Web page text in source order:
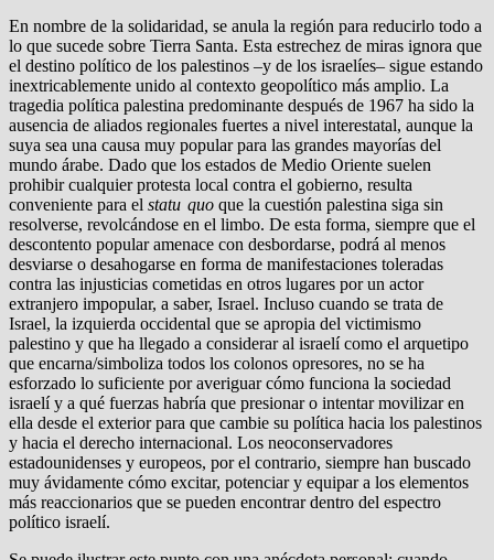
En nombre de la solidaridad, se anula la región para reducirlo todo a
lo que sucede sobre Tierra Santa. Esta estrechez de miras ignora que
el destino político de los palestinos –y de los israelíes– sigue estando
inextricablemente unido al contexto geopolítico más amplio. La
tragedia política palestina predominante después de 1967 ha sido la
ausencia de aliados regionales fuertes a nivel interestatal, aunque la
suya sea una causa muy popular para las grandes mayorías del
mundo árabe. Dado que los estados de Medio Oriente suelen
prohibir cualquier protesta local contra el gobierno, resulta
conveniente para el statu quo que la cuestión palestina siga sin
resolverse, revolcándose en el limbo. De esta forma, siempre que el
descontento popular amenace con desbordarse, podrá al menos
desviarse o desahogarse en forma de manifestaciones toleradas
contra las injusticias cometidas en otros lugares por un actor
extranjero impopular, a saber, Israel. Incluso cuando se trata de
Israel, la izquierda occidental que se apropia del victimismo
palestino y que ha llegado a considerar al israelí como el arquetipo
que encarna/simboliza todos los colonos opresores, no se ha
esforzado lo suficiente por averiguar cómo funciona la sociedad
israelí y a qué fuerzas habría que presionar o intentar movilizar en
ella desde el exterior para que cambie su política hacia los palestinos
y hacia el derecho internacional. Los neoconservadores
estadounidenses y europeos, por el contrario, siempre han buscado
muy ávidamente cómo excitar, potenciar y equipar a los elementos
más reaccionarios que se pueden encontrar dentro del espectro
político israelí.